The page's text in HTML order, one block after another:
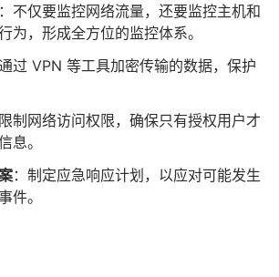
：不仅要监控网络流量，还要监控主机和
为，形成全方位的监控体系。
过 VPN 等工具加密传输的数据，保护
制网络访问权限，确保只有授权用户才
息。
：制定应急响应计划，以应对可能发生
件。